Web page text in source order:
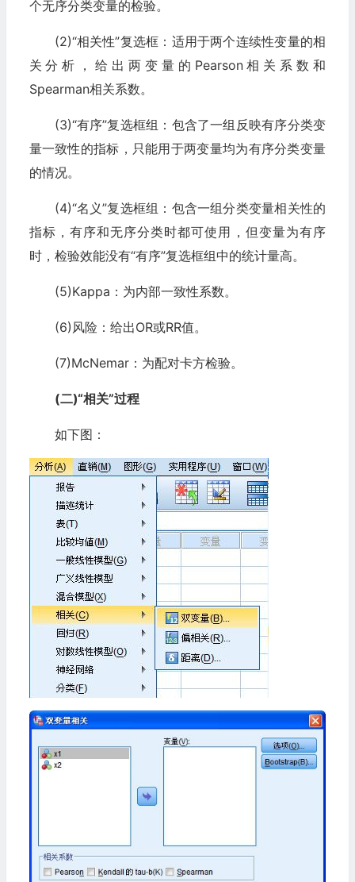
个无序分类变量的检验。
(2)“相关性”复选框：适用于两个连续性变量的相
关分析，给出两变量的Pearson相关系数和
Spearman相关系数。
(3)“有序”复选框组：包含了一组反映有序分类变
量一致性的指标，只能用于两变量均为有序分类变量
的情况。
(4)“名义”复选框组：包含一组分类变量相关性的
指标，有序和无序分类时都可使用，但变量为有序
时，检验效能没有“有序”复选框组中的统计量高。
(5)Kappa：为内部一致性系数。
(6)风险：给出OR或RR值。
(7)McNemar：为配对卡方检验。
(二)“相关”过程
如下图：